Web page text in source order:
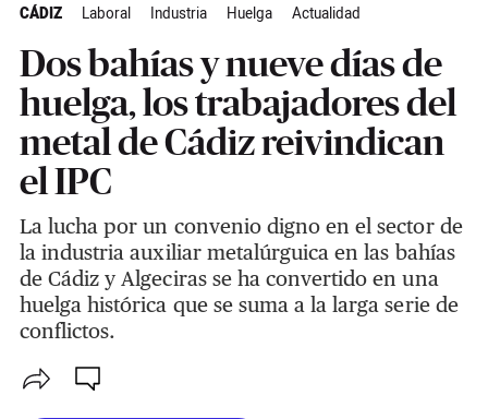
CÁDIZ Laboral Industria Huelga Actualidad
Dos bahías y nueve días de
huelga, los trabajadores del
metal de Cádiz reivindican
el IPC
La lucha por un convenio digno en el sector de
la industria auxiliar metalúrguica en las bahías
de Cádiz y Algeciras se ha convertido en una
huelga histórica que se suma a la larga serie de
conflictos.